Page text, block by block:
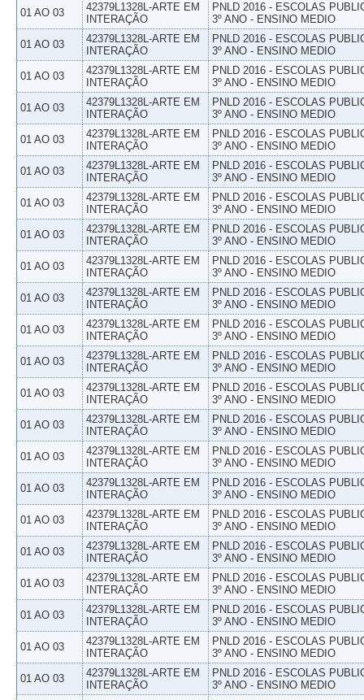
01 AO 03
42379L1328L-ARTE EM
INTERAÇÃO
PNLD 2016 - ESCOLAS
3º ANO - ENSINO MEDIO
01 AO 03
42379L1328L-ARTE EM
INTERAÇÃO
PNLD 2016 - ESCOLAS
3º ANO - ENSINO MEDIO
01 AO 03
42379L1328L-ARTE EM
INTERAÇÃO
PNLD 2016 - ESCOLAS
3º ANO - ENSINO MEDIO
01 AO 03
42379L1328L-ARTE EM
INTERAÇÃO
PNLD 2016 - ESCOLAS
3º ANO - ENSINO MEDIO
01 AO 03
42379L1328L-ARTE EM
INTERAÇÃO
PNLD 2016 - ESCOLAS
3º ANO - ENSINO MEDIO
01 AO 03
42379L1328L-ARTE EM
INTERAÇÃO
PNLD 2016 - ESCOLAS
3º ANO - ENSINO MEDIO
01 AO 03
42379L1328L-ARTE EM
INTERAÇÃO
PNLD 2016 - ESCOLAS
3º ANO - ENSINO MEDIO
01 AO 03
42379L1328L-ARTE EM
INTERAÇÃO
PNLD 2016 - ESCOLAS
3º ANO - ENSINO MEDIO
01 AO 03
42379L1328L-ARTE EM
INTERAÇÃO
PNLD 2016 - ESCOLAS
3º ANO - ENSINO MEDIO
01 AO 03
42379L1328L-ARTE EM
INTERAÇÃO
PNLD 2016 - ESCOLAS
3º ANO - ENSINO MEDIO
01 AO 03
42379L1328L-ARTE EM
INTERAÇÃO
PNLD 2016 - ESCOLAS
3º ANO - ENSINO MEDIO
01 AO 03
42379L1328L-ARTE EM
INTERAÇÃO
PNLD 2016 - ESCOLAS
3º ANO - ENSINO MEDIO
01 AO 03
42379L1328L-ARTE EM
INTERAÇÃO
PNLD 2016 - ESCOLAS
3º ANO - ENSINO MEDIO
01 AO 03
42379L1328L-ARTE EM
INTERAÇÃO
PNLD 2016 - ESCOLAS
3º ANO - ENSINO MEDIO
01 AO 03
42379L1328L-ARTE EM
INTERAÇÃO
PNLD 2016 - ESCOLAS
3º ANO - ENSINO MEDIO
01 AO 03
42379L1328L-ARTE EM
INTERAÇÃO
PNLD 2016 - ESCOLAS
3º ANO - ENSINO MEDIO
01 AO 03
42379L1328L-ARTE EM
INTERAÇÃO
PNLD 2016 - ESCOLAS
3º ANO - ENSINO MEDIO
01 AO 03
42379L1328L-ARTE EM
INTERAÇÃO
PNLD 2016 - ESCOLAS
3º ANO - ENSINO MEDIO
01 AO 03
42379L1328L-ARTE EM
INTERAÇÃO
PNLD 2016 - ESCOLAS
3º ANO - ENSINO MEDIO
01 AO 03
42379L1328L-ARTE EM
INTERAÇÃO
PNLD 2016 - ESCOLAS
3º ANO - ENSINO MEDIO
01 AO 03
42379L1328L-ARTE EM
INTERAÇÃO
PNLD 2016 - ESCOLAS
3º ANO - ENSINO MEDIO
01 AO 03
42379L1328L-ARTE EM
INTERAÇÃO
PNLD 2016 - ESCOLAS
3º ANO - ENSINO MEDIO